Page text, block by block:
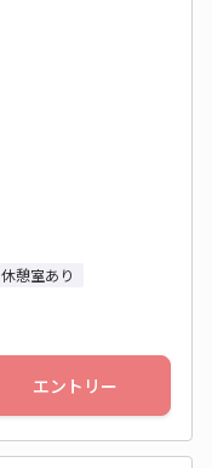
休憩室あり
エントリー